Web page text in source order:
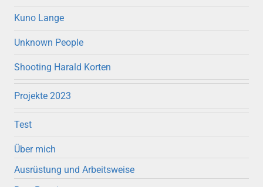
Kuno Lange
Unknown People
Shooting Harald Korten
Projekte 2023
Test
Über mich
Ausrüstung und Arbeitsweise